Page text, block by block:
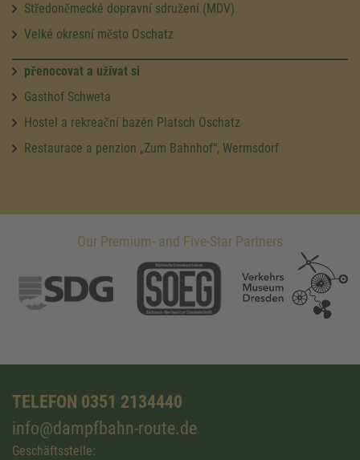
Středoněmecké dopravní sdružení (MDV)
Velké okresní město Oschatz
přenocovat a užívat si
Gasthof Schweta
Hostel a rekreační bazén Platsch Oschatz
Restaurace a penzion „Zum Bahnhof“, Wermsdorf
Our Premium- and Five-Star Partners
TELEFON 0351 2134440
info@dampfbahn-route.de
Geschäftsstelle: